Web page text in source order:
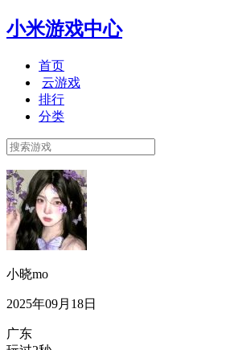
小米游戏中心
首页
云游戏
排行
分类
小晓mo
2025年09月18日
广东